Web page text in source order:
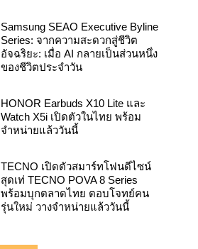
Samsung SEAO Executive Byline
Series: จากความสะดวกสู่ชีวิต
อัจฉริยะ: เมื่อ AI กลายเป็นส่วนหนึ่ง
ของชีวิตประจำวัน
HONOR Earbuds X10 Lite และ
Watch X5i เปิดตัวในไทย พร้อม
จำหน่ายแล้ววันนี้
TECNO เปิดตัวสมาร์ทโฟนดีไซน์
สุดเท่ TECNO POVA 8 Series
พร้อมบุกตลาดไทย ตอบโจทย์คน
รุ่นใหม่ วางจำหน่ายแล้ววันนี้